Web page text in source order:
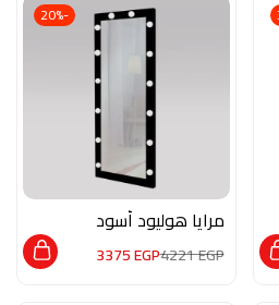
-20%
مرايا هوليود أسود
M02113
4221EGP
3375EGP